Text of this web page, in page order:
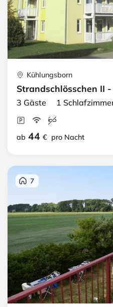
Kühlungsborn
3 Gäste 1
ab 44 € pro Nacht
7